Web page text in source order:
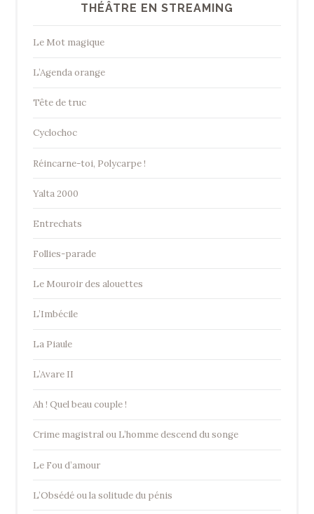
THÉÂTRE EN STREAMING
Le Mot magique
L’Agenda orange
Tête de truc
Cyclochoc
Réincarne-toi, Polycarpe !
Yalta 2000
Entrechats
Follies-parade
Le Mouroir des alouettes
L’Imbécile
La Piaule
L’Avare II
Ah ! Quel beau couple !
Crime magistral ou L’homme descend du songe
Le Fou d’amour
L’Obsédé ou la solitude du pénis